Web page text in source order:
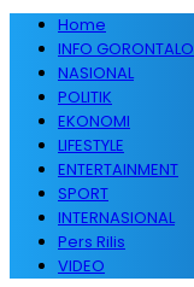
Home
INFO GORONTALO
NASIONAL
POLITIK
EKONOMI
LIFESTYLE
ENTERTAINMENT
SPORT
INTERNASIONAL
Pers Rilis
VIDEO